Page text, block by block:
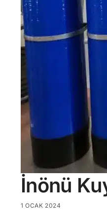
İnönü
1 OCAK 2024